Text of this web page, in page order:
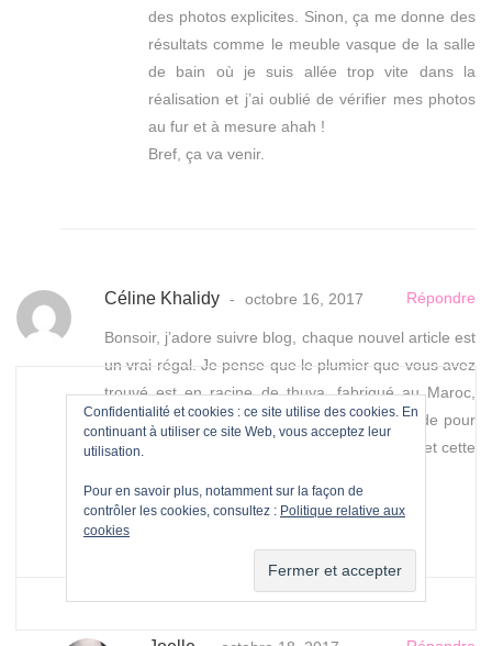
des photos explicites. Sinon, ça me donne des
résultats comme le meuble vasque de la salle
de bain où je suis allée trop vite dans la
réalisation et j’ai oublié de vérifier mes photos
au fur et à mesure ahah !
Bref, ça va venir.
Céline Khalidy octobre 16, 2017 Répondre
Bonsoir, j’adore suivre blog, chaque nouvel article est
un vrai régal. Je pense que le plumier que vous avez
trouvé est en racine de thuya, fabriqué au Maroc,
dans la région d’Essaouira, de l’huile de coude pour
le faire briller avec un chiffon doux, c’est tout et cette
Au plaisir de vous lire.
Confidentialité et cookies : ce site utilise des cookies. En
continuant à utiliser ce site Web, vous acceptez leur
utilisation.
Pour en savoir plus, notamment sur la façon de
contrôler les cookies, consultez : Politique relative aux
cookies